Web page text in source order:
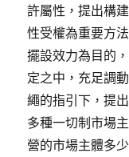
許屬性，提出構
性受權為重要方
擺設效力為目的
定之中，充足調
繩的指引下，提
多種一切制市場
營的市場主體多